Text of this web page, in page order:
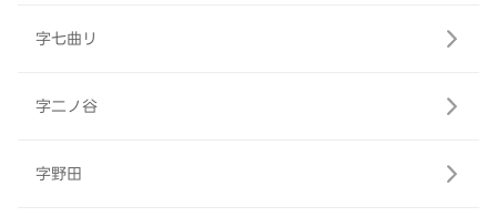
字七曲リ
字二ノ谷
字野田